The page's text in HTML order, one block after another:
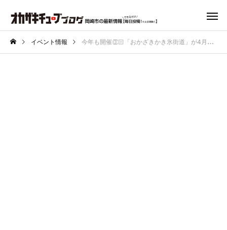
イベント情報 今年も開催👏🏻「おかざきかき氷街道」が4月25日スタート🍧